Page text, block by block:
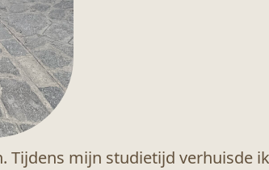
Tijdens mijn studietijd verhuisde